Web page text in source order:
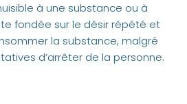
à une substance ou à
fondée sur le désir répété et
la substance, malgré
d’arrêter de la personne.